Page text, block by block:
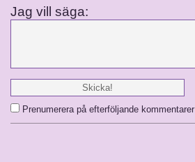
Jag vill säga:
Prenumerera på efterföljande kommentarer